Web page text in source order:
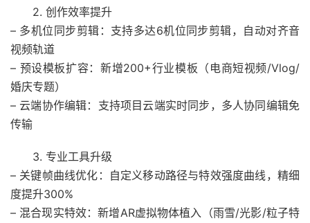
2. 创作效率提升
– 多机位同步剪辑：支持多达6机位同步剪辑，自动对齐音
视频轨道
– 预设模板扩容：新增200+行业模板（电商短视频/Vlog/
婚庆专题）
– 云端协作编辑：支持项目云端实时同步，多人协同编辑免
传输
3. 专业工具升级
– 关键帧曲线优化：自定义移动路径与特效强度曲线，精细
度提升300%
– 混合现实特效：新增AR虚拟物体植入（雨雪/光影/粒子特